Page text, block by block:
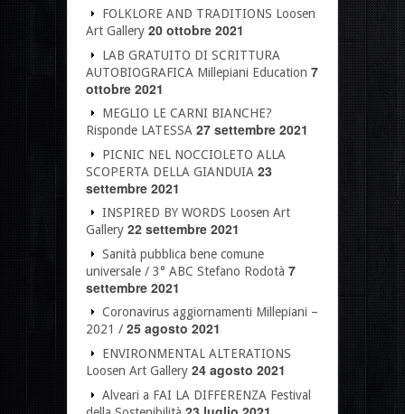
FOLKLORE AND TRADITIONS Loosen
Art Gallery 20 ottobre 2021
LAB GRATUITO DI SCRITTURA
AUTOBIOGRAFICA Millepiani Education 7
ottobre 2021
MEGLIO LE CARNI BIANCHE?
Risponde LATESSA 27 settembre 2021
PICNIC NEL NOCCIOLETO ALLA
SCOPERTA DELLA GIANDUIA 23
settembre 2021
INSPIRED BY WORDS Loosen Art
Gallery 22 settembre 2021
Sanità pubblica bene comune
universale / 3° ABC Stefano Rodotà 7
settembre 2021
Coronavirus aggiornamenti Millepiani –
2021 / 25 agosto 2021
ENVIRONMENTAL ALTERATIONS
Loosen Art Gallery 24 agosto 2021
Alveari a FAI LA DIFFERENZA Festival